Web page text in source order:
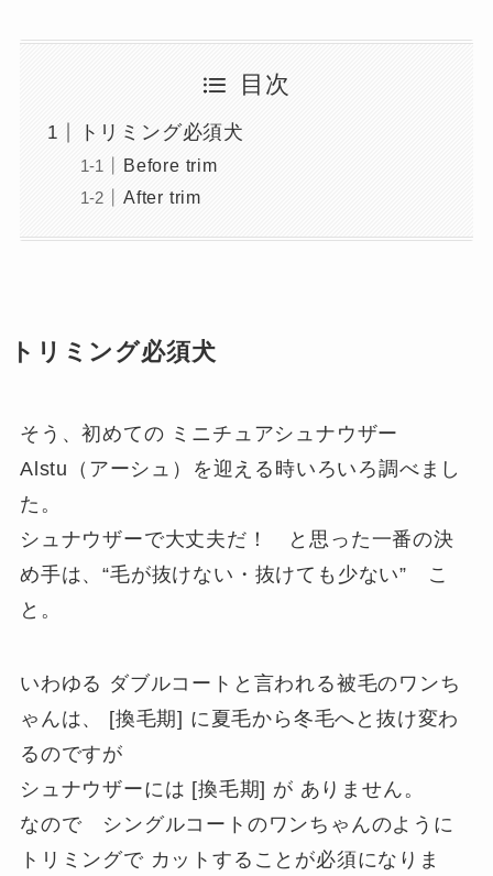
目次
トリミング必須犬
Before trim
After trim
トリミング必須犬
そう、初めての ミニチュアシュナウザー
Alstu（アーシュ）を迎える時いろいろ調べまし
た。
シュナウザーで大丈夫だ！ と思った一番の決
め手は、“毛が抜けない・抜けても少ない” こ
と。
いわゆる ダブルコートと言われる被毛のワンち
ゃんは、 [換毛期] に夏毛から冬毛へと抜け変わ
るのですが
シュナウザーには [換毛期] が ありません。
なので シングルコートのワンちゃんのように
トリミングで カットすることが必須になりま